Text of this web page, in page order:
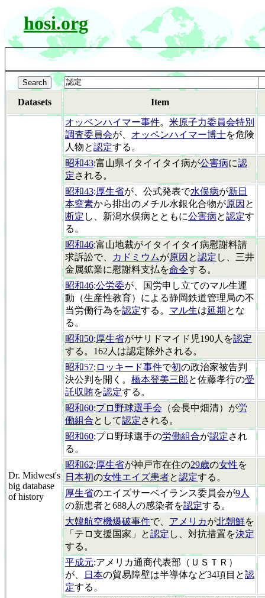
hosi.org
Datasets Item
Dr. Midwest's
big database
of history
オッペンハイマー事件。 米原子力委員会特別
調査委員会が、 オッペンハイマー博士を危険
人物と認定する。
昭和43:富山県イタイイタイ病が公害病に認
定される。
昭和43:厚生省が、公式発表で水俣病が新日
本窒素から排出のメチル水銀化合物が原因 と
断定 し、新潟水俣病とともに公害病と認定す
る。
昭和46:富山地裁がイタイイタイ病慰謝料請
求訴訟で、
カドミウムが原因 と認定 し、三井
金属鉱業に慰謝料支払を命令する。
昭和46:公労委が、国労申し立てのマル生運
動（生産性教育）による静岡鉄道管理局の不
当労働行為を認定する。 マル生は延期 とな
る。
昭和50:厚生省がサリドマイド児190人を認定
する。162人は認定除外される。
昭和57: ロッキード事件で初の政治家被告判
決公判を開く。 橋本登美三郎と佐藤孝行の受
託収賄を認定する。
昭和60:プロ野球選手会 （会長中畑清）が労
働組合として認定される。
昭和60:プロ野球選手の労働組合が認定され
る。
昭和62:厚生省が神戸市在住の29歳の女性を
日本初の女性エイズ患者と認定する。
厚生省のエイズサーベイランス委員会が9人
の新患者と688人の感染者を認定する。
大韓航空機爆破事件で、 アメリカが北朝鮮を
「テロ支援国家」と認定 し、対抗措置を決定
する。
平成元:アメリカ通商代表部（ＵＳＴＲ）
が、
日本の貿易障壁は半導体など34項目と認
定する。